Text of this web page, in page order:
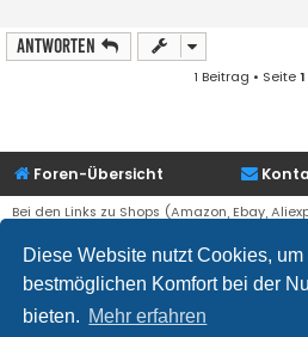
Diese Website nutzt Cookies, um
bestmöglichen Komfort bei der
bieten. Mehr erfahren
Antworten
1 Beitrag • Seite1
Foren-Übersicht
Bei den Links zu Shops (Amazon, Ebay,
Stern (*) markiert sind, kann es sich
den Kauf eines Produktes über
Umsatzbeteiligung gutgeschrieben. Für
Einnahmen helfen die